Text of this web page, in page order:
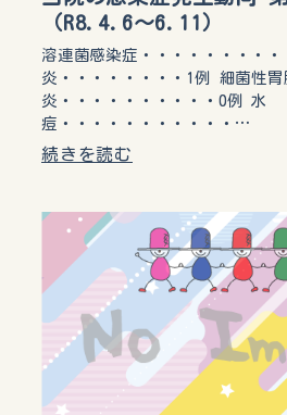
（R8.4.6〜6.11）
溶連菌感染症・・・・・・・・
炎・・・・・・・・1例 細菌性胃
炎・・・・・・・・・・0例 水
痘・・・・・・・・・・・…
続きを読む